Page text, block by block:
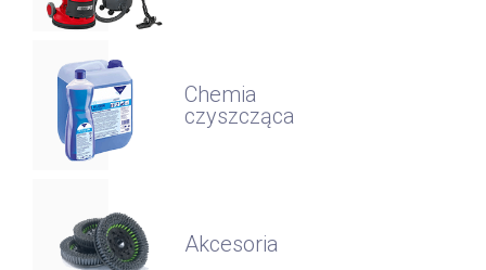
Chemia
czyszcząca
Akcesoria